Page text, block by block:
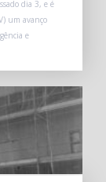
dia 3, e é
um avanço
e